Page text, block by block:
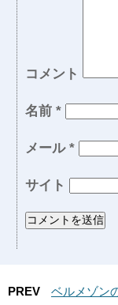
コメント
名前 *
メール *
サイト
PREV
ベルメゾン